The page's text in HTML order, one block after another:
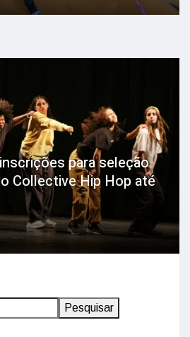
para seleção
Collective Hip Hop até
Pesquisar